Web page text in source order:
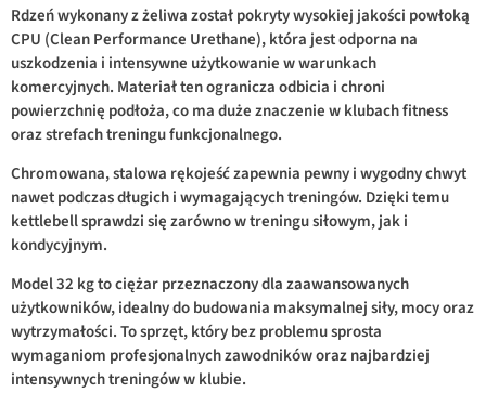
Rdzeń wykonany z żeliwa został pokryty wysokiej jakości powłoką
CPU (Clean Performance Urethane), która jest odporna na
uszkodzenia i intensywne użytkowanie w warunkach
komercyjnych. Materiał ten ogranicza odbicia i chroni
powierzchnię podłoża, co ma duże znaczenie w klubach fitness
oraz strefach treningu funkcjonalnego.
Chromowana, stalowa rękojeść zapewnia pewny i wygodny chwyt
nawet podczas długich i wymagających treningów. Dzięki temu
kettlebell sprawdzi się zarówno w treningu siłowym, jak i
kondycyjnym.
Model 32 kg to ciężar przeznaczony dla zaawansowanych
użytkowników, idealny do budowania maksymalnej siły, mocy oraz
wytrzymałości. To sprzęt, który bez problemu sprosta
wymaganiom profesjonalnych zawodników oraz najbardziej
intensywnych treningów w klubie.